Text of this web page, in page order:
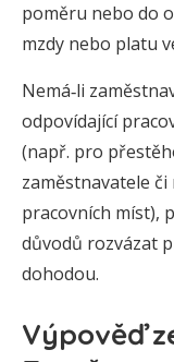
poměru nebo do
mzdy nebo platu
Nemá‑li
odpovídající
(např. pro
zaměstnavatele
pracovních míst),
důvodů rozvázat
dohodou.
Výpověď